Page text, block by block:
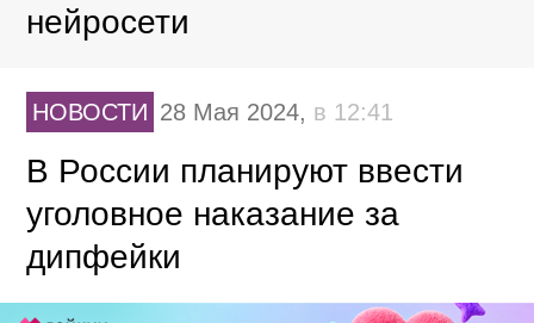
нейросети
НОВОСТИ 28 Мая 2024, в 12:41
В России планируют ввести
уголовное наказание за
дипфейки